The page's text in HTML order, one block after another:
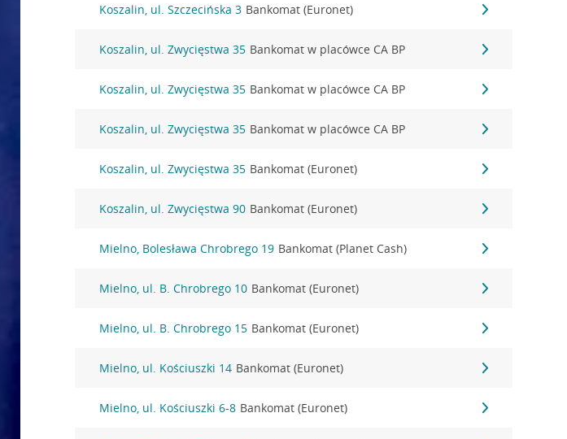
Koszalin, ul. Szczecińska 3 Bankomat (Euronet)
Koszalin, ul. Zwycięstwa 35 Bankomat w placówce CA BP
Koszalin, ul. Zwycięstwa 35 Bankomat w placówce CA BP
Koszalin, ul. Zwycięstwa 35 Bankomat w placówce CA BP
Koszalin, ul. Zwycięstwa 35 Bankomat (Euronet)
Koszalin, ul. Zwycięstwa 90 Bankomat (Euronet)
Mielno, Bolesława Chrobrego 19 Bankomat (Planet Cash)
Mielno, ul. B. Chrobrego 10 Bankomat (Euronet)
Mielno, ul. B. Chrobrego 15 Bankomat (Euronet)
Mielno, ul. Kościuszki 14 Bankomat (Euronet)
Mielno, ul. Kościuszki 6-8 Bankomat (Euronet)